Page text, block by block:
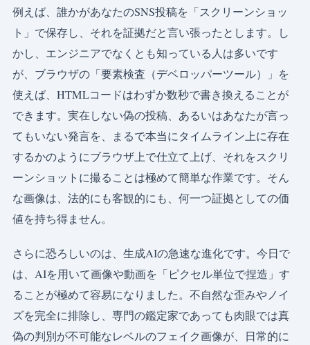
例えば、誰かがあなたのSNS投稿を「スクリーンショッ
ト」で保存し、それを証拠だと言い張ったとします。し
かし、エンジニアでなくとも知っている人は多いです
が、ブラウザの「要素検査（デベロッパーツール）」を
使えば、HTMLコードはわずか数秒で書き換えることが
できます。実在しない偽の投稿、あるいはあなたが言っ
てもいない発言を、まるで本当にタイムライン上に存在
するかのようにブラウザ上で仕立て上げ、それをスクリ
ーンショットに撮ることは極めて簡単な作業です。そん
な画像は、法的にも客観的にも、何一つ証拠としての価
値を持ち得ません。
さらに恐ろしいのは、生成AIの急速な進化です。今日で
は、AIを用いて画像や動画を「ピクセル単位で捏造」す
ることが極めて容易になりました。不自然な歪みやノイ
ズを完全に排除し、専門の鑑定家であっても肉眼では真
偽の判別が不可能なレベルのフェイク画像が、日常的に